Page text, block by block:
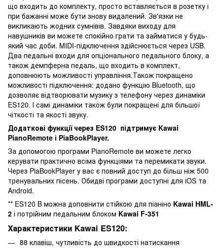
що входить до комплекту, просто вставляється в розетку і
при бажанні може бути знову видалений. Зв'язки не
викликають жодних сумнівів. Завдяки виходу для
навушників ви можете спокійно грати та займатися у будь-
який час доби. MIDI-підключення здійснюється через USB.
Два педальні входи для опціонального педального блоку, а
також демпферна педаль, що входить в комплект,
доповнюють можливості управління.Також покращено
можливості підключення: додано функцію Bluetooth, що
дозволяє відтворювати музику з телефону через динаміки
ES120. І самі динаміки також були покращені для більшої
чіткості та якості звуку.
Додаткові функції через ES120 підтримує Kawai
PianoRemote і PiaBookPlayer.
За допомогою програми PianoRemote ви можете легко
керувати практично всіма функціями та перемикати звуки.
Через PiaBookPlayer у вас є повний доступ до більш ніж 500
тренувальних пісень. Обидві програми доступні для iOS та
Android.
** ES120 B можна доповнити стійкою для піаніно Kawai HML-
2 і потрійним педальним блоком Kawai F-351
Характеристики Kawai ES120:
88 клавіш, чутливість до швидкості натискання